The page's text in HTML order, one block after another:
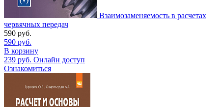
Взаимозаменяемость в расчетах
червячных передач
590 руб.
590 руб.
В корзину
239 руб. Онлайн доступ
Ознакомиться